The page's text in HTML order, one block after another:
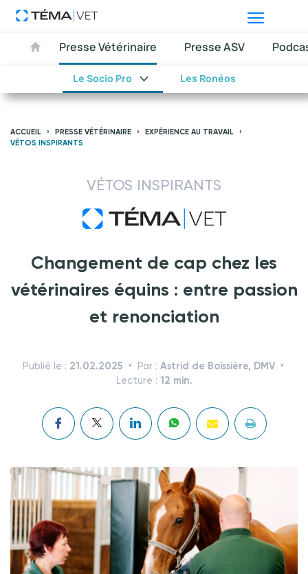
Presse Vétérinaire
Le Socio Pro Les Ronéos
Presse ASV
ACCUEIL PRESSE VÉTÉRINAIRE
EXPÉRIENCE AU TRAVAIL
VÉTOS INSPIRANTS
VÉTOS INSPIRANTS
Changement de cap chez les
vétérinaires équins : entre passion
et renonciation
Publié le : 21.02.2025 Par : Astrid de Boissière, DMV
Lecture : 12 min.